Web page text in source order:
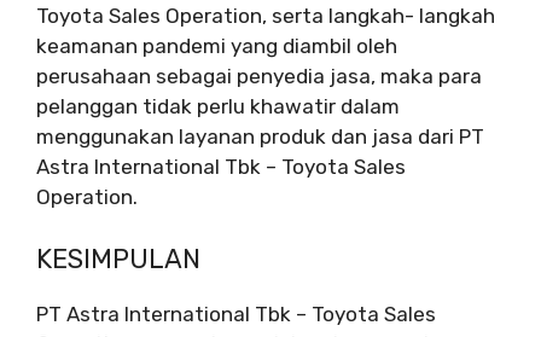
Toyota Sales Operation, serta langkah- langkah
keamanan pandemi yang diambil oleh
perusahaan sebagai penyedia jasa, maka para
pelanggan tidak perlu khawatir dalam
menggunakan layanan produk dan jasa dari PT
Astra International Tbk – Toyota Sales
Operation.
KESIMPULAN
PT Astra International Tbk – Toyota Sales